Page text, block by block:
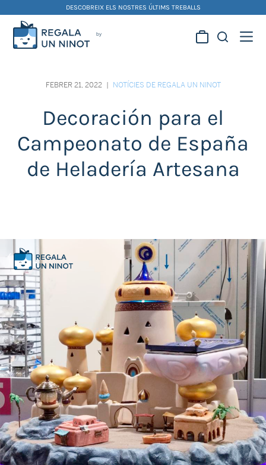
content
DESCOBREIX ELS NOSTRES ÚLTIMS TREBALLS
foguerersFEBRER 21, 2022 | NOTÍCIES DE REGALA UN NINOT
Decoración para el
Campeonato de España
de Heladería Artesana